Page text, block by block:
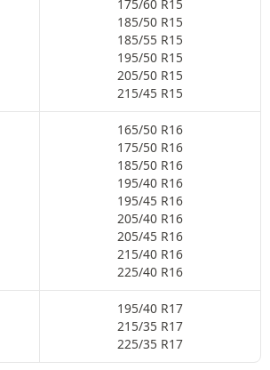
175/60 R15
185/50 R15
185/55 R15
195/50 R15
205/50 R15
215/45 R15
165/50 R16
175/50 R16
185/50 R16
195/40 R16
195/45 R16
205/40 R16
205/45 R16
215/40 R16
225/40 R16
195/40 R17
215/35 R17
225/35 R17